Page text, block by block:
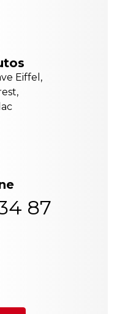
Eiffel,
87